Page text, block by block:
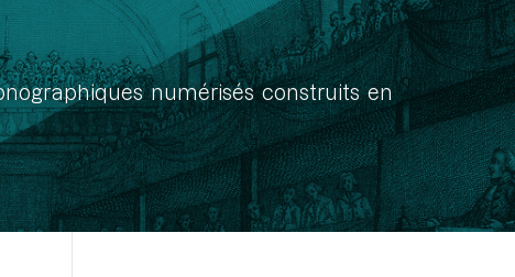
numérisés construits en